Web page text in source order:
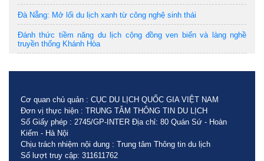
Đà Nẵng: Mở lối du lịch xanh từ công nghệ sinh thái
Đánh thức tiềm năng du lịch cộng đồng ven biển và làng nghề
truyền thống Khánh Hòa
Cơ quan chủ quản : CỤC DU LỊCH QUỐC GIA VIỆT NAM
Đơn vị thực hiện : TRUNG TÂM THÔNG TIN DU LỊCH
Số Giấy phép : 2745/GP-INTER Địa chỉ: 80 Quán Sứ - Hoàn
Kiếm - Hà Nội
Chịu trách nhiệm nội dung : Trung tâm Thông tin du lịch
Số lượt truy cập: 311611762